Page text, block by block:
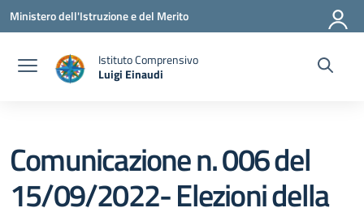
Vai ai contenuti
Vai al menu di navigazione
Vai al footer
Ministero dell'Istruzione e del Merito
Istituto Comprensivo
Luigi Einaudi
— Visita la pagina iniziale della scuola
Comunicazione n. 006 del
15/09/2022- Elezioni della